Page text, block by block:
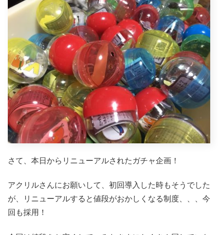
さて、本日からリニューアルされたガチャ企画！
アクリルさんにお願いして、初回導入した時もそうでした
が、リニューアルすると値段がおかしくなる制度、、、今
回も採用！